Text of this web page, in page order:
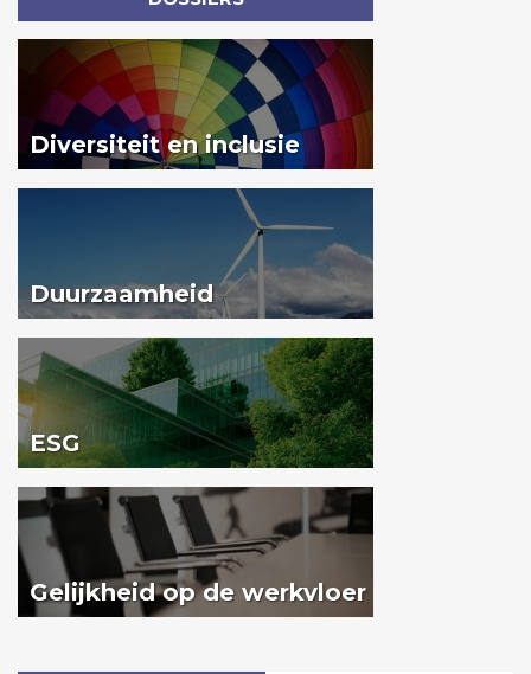
Diversiteit en inclusie
Duurzaamheid
ESG
Gelijkheid op de werkvloer